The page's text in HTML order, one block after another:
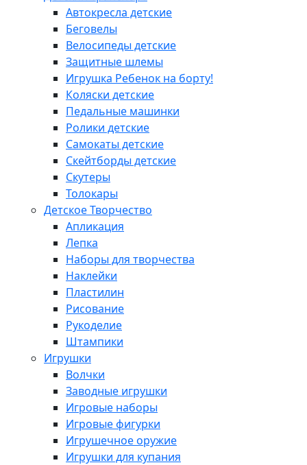
Автокресла детские
Беговелы
Велосипеды детские
Защитные шлемы
Игрушка Ребенок на борту!
Коляски детские
Педальные машинки
Ролики детские
Самокаты детские
Скейтборды детские
Скутеры
Толокары
Детское Творчество
Апликация
Лепка
Наборы для творчества
Наклейки
Пластилин
Рисование
Рукоделие
Штампики
Игрушки
Волчки
Заводные игрушки
Игровые наборы
Игровые фигурки
Игрушечное оружие
Игрушки для купания